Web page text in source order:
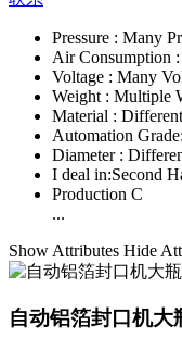
Pressure : Many
Air Consumption :
Voltage : Many
Weight : Multiple
Material :
Automation Grade:
Diameter :
I deal in:Second
Production C
...
Show Attributes Hide
自动铝箔封口机大